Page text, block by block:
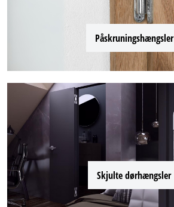
Påskruningshængsler
Skjulte dørhængsler